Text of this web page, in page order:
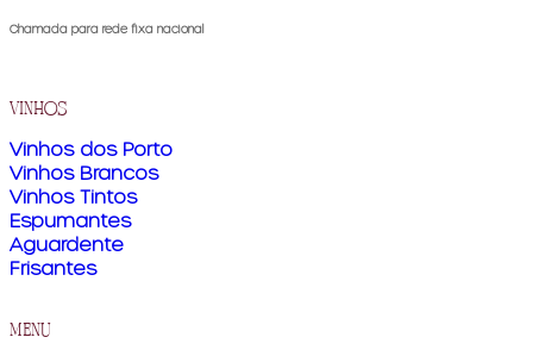
Chamada para rede fixa nacional
vinhos
Vinhos dos Porto
Vinhos Brancos
Vinhos Tintos
Espumantes
Aguardente
Frisantes
menu